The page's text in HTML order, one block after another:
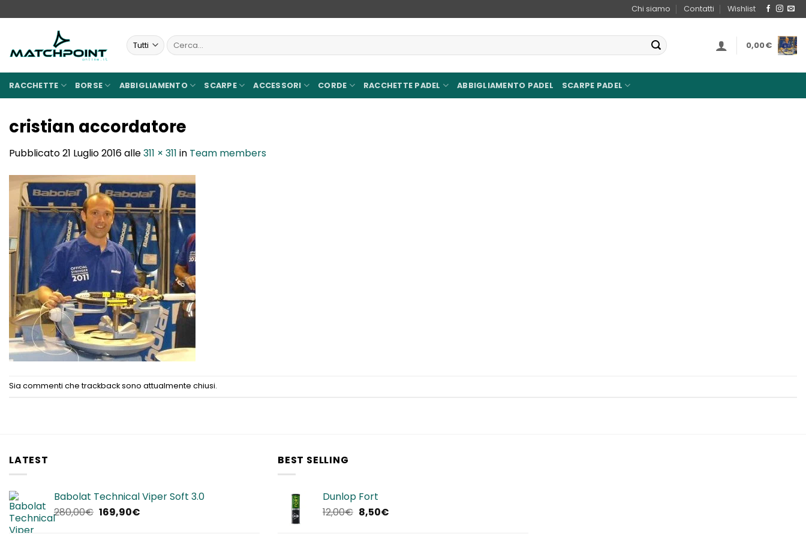
ai
Chi siamo Contatti Wishlist
Cerca: 0,00€
RACCHETTE BORSE ABBIGLIAMENTO SCARPE ACCESSORI CORDE RACCHETTE PADEL ABBIGLIAMENTO PADEL SCARPE PADEL
cristian accordatore
Pubblicato21 Luglio 2016alle311 × 311 in Team members
Sia commenti che trackback sono attualmente chiusi.
LATEST
Babolat Technical Viper Soft 3.0
280,00€ Il
169,90€Il
BEST SELLING
Dunlop Fort
12,00€ Il
8,50€Il